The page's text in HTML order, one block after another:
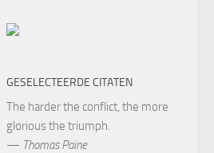
GESELECTEERDE CITATEN
The harder the conflict, the more
glorious the triumph.
— Thomas Paine